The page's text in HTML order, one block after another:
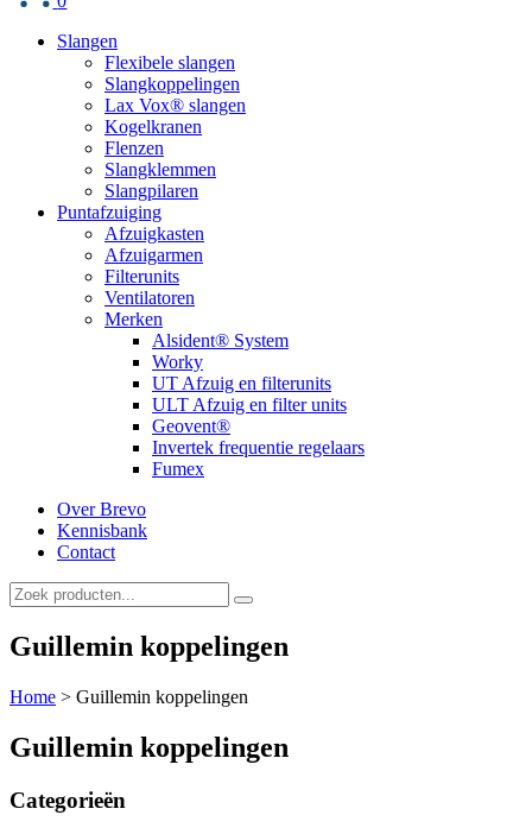
Slangen
Flexibele slangen
Slangkoppelingen
Lax Vox® slangen
Kogelkranen
Flenzen
Slangklemmen
Slangpilaren
Puntafzuiging
Afzuigkasten
Afzuigarmen
Filterunits
Ventilatoren
Merken
Alsident® System
Worky
UT Afzuig en filterunits
ULT Afzuig en filter units
Geovent®
Invertek frequentie regelaars
Fumex
Over Brevo
Kennisbank
Contact
Guillemin koppelingen
Home > Guillemin koppelingen
Guillemin koppelingen
Categorieën